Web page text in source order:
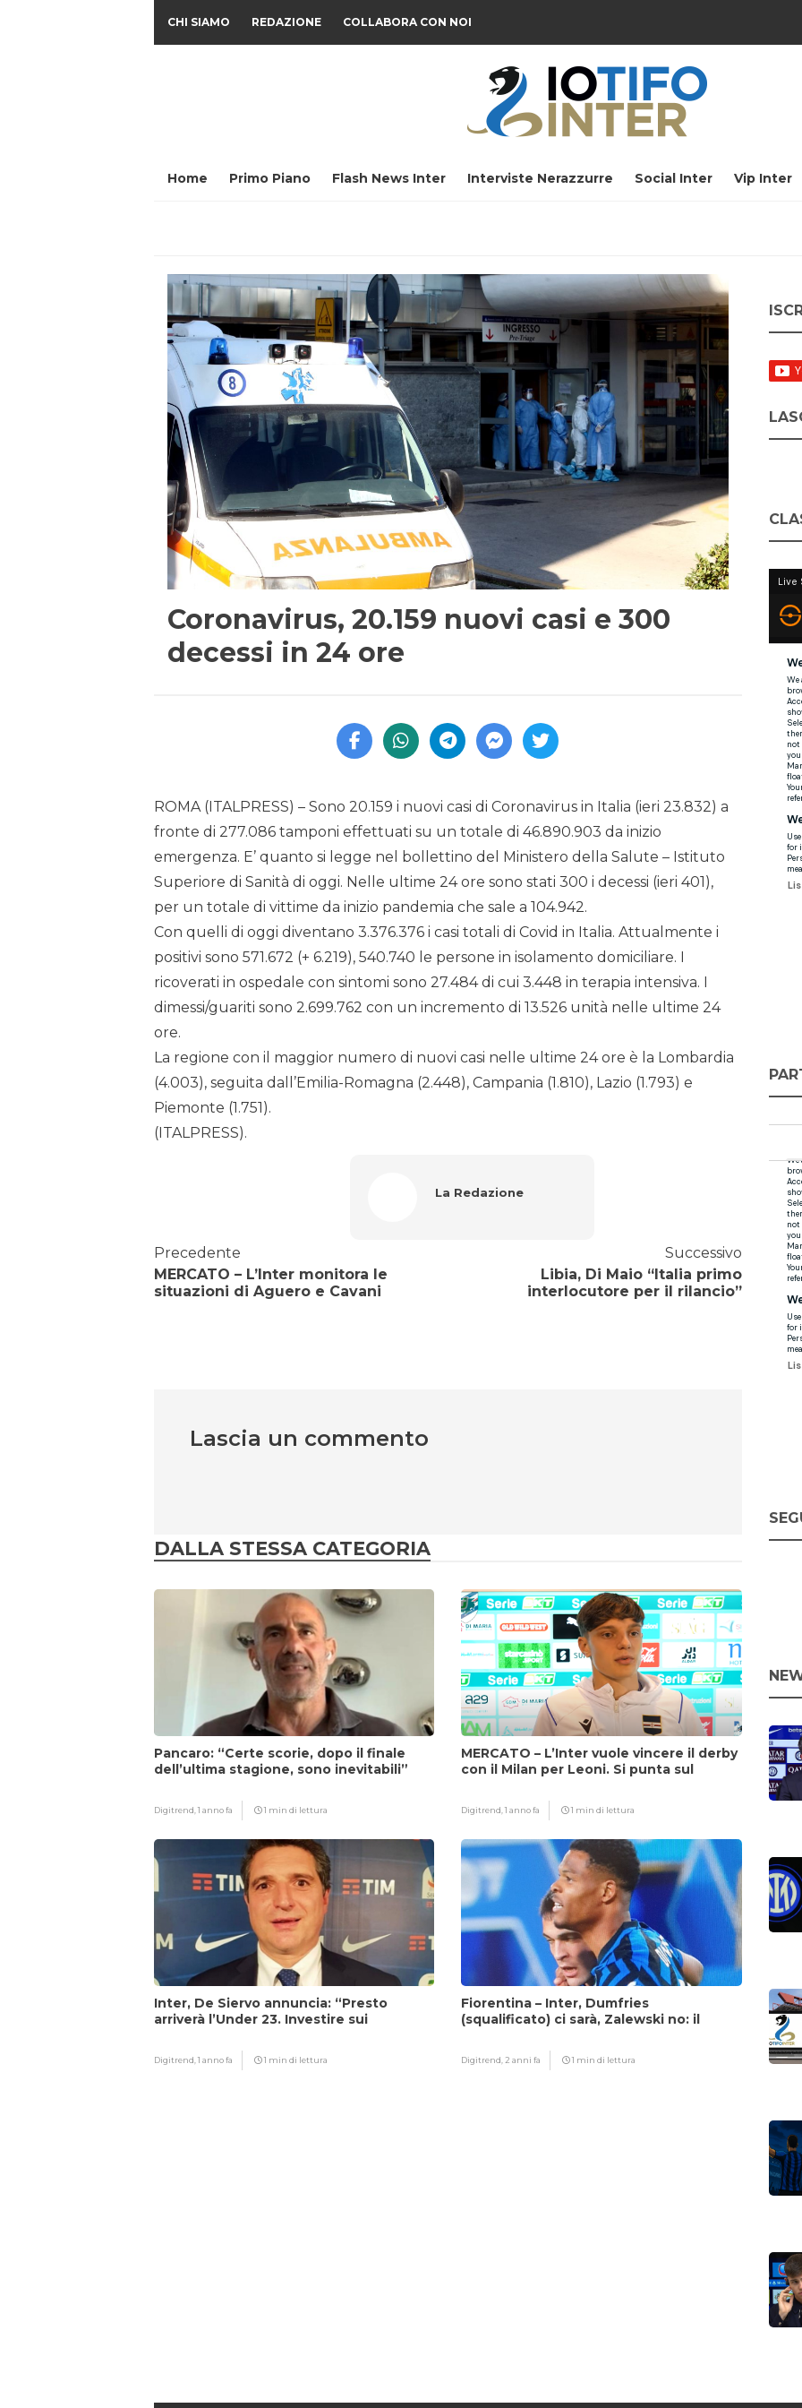
CHI SIAMO REDAZIONE COLLABORA CON NOI
Home Primo Piano Flash News Inter Interviste Nerazzurre Social Inter Vip Inter
Coronavirus, 20.159 nuovi casi e 300
decessi in 24 ore
ROMA (ITALPRESS) – Sono 20.159 i nuovi casi di Coronavirus in Italia (ieri 23.832) a
fronte di 277.086 tamponi effettuati su un totale di 46.890.903 da inizio
emergenza. E’ quanto si legge nel bollettino del Ministero della Salute – Istituto
Superiore di Sanità di oggi. Nelle ultime 24 ore sono stati 300 i decessi (ieri 401),
per un totale di vittime da inizio pandemia che sale a 104.942.
Con quelli di oggi diventano 3.376.376 i casi totali di Covid in Italia. Attualmente i
positivi sono 571.672 (+ 6.219), 540.740 le persone in isolamento domiciliare. I
ricoverati in ospedale con sintomi sono 27.484 di cui 3.448 in terapia intensiva. I
dimessi/guariti sono 2.699.762 con un incremento di 13.526 unità nelle ultime 24
ore.
La regione con il maggior numero di nuovi casi nelle ultime 24 ore è la Lombardia
(4.003), seguita dall’Emilia-Romagna (2.448), Campania (1.810), Lazio (1.793) e
Piemonte (1.751).
(ITALPRESS).
La Redazione
Precedente
MERCATO – L’Inter monitora le
situazioni di Aguero e Cavani
Successivo
Libia, Di Maio “Italia primo
interlocutore per il rilancio”
Lascia un commento
DALLA STESSA CATEGORIA
Pancaro: “Certe scorie, dopo il finale
dell’ultima stagione, sono inevitabili”
Digitrend,1 anno fa 1 min di lettura
MERCATO – L’Inter vuole vincere il derby
con il Milan per Leoni. Si punta sul
Digitrend,1 anno fa 1 min di lettura
Inter, De Siervo annuncia: “Presto
arriverà l’Under 23. Investire sui
Digitrend,1 anno fa 1 min di lettura
Fiorentina – Inter, Dumfries
(squalificato) ci sarà, Zalewski no: il
Digitrend,2 anni fa 1 min di lettura